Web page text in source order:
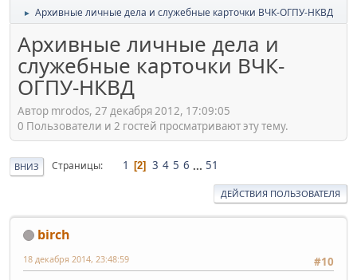
► Архивные личные дела и служебные карточки ВЧК-ОГПУ-НКВД
Архивные личные дела и
служебные карточки ВЧК-
ОГПУ-НКВД
Автор mrodos, 27 декабря 2012, 17:09:05
0 Пользователи и 2 гостей просматривают эту тему.
ВНИЗ Страницы 1 2 3 4 5 6 ... 51
ДЕЙСТВИЯ ПОЛЬЗОВАТЕЛЯ
birch
#10
18 декабря 2014, 23:48:59